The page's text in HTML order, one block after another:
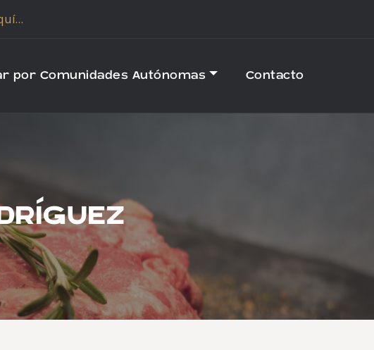
por Comunidades Autónomas Contacto